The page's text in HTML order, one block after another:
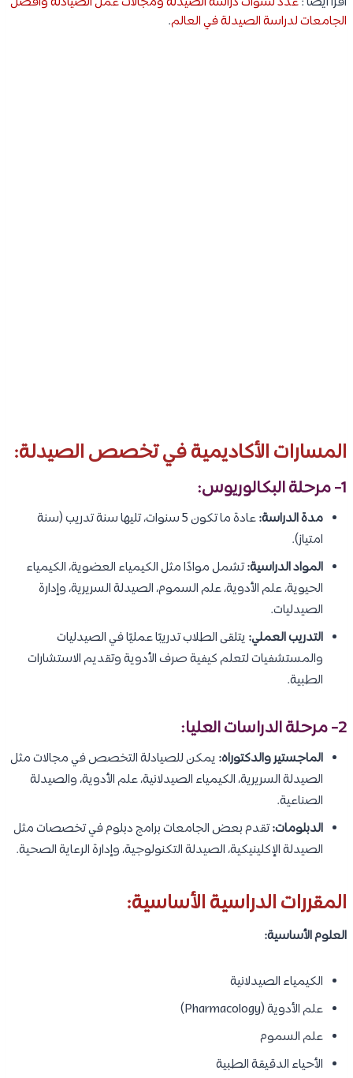
الجامعات لدراسة الصيدلة في العالم.
المسارات الأكاديمية في تخصص الصيدلة:
1- مرحلة البكالوريوس:
مدة الدراسة:
عادة ما تكون 5 سنوات، تليها سنة تدريب (سنة
امتياز).
المواد الدراسية:تشمل موادًا مثل الكيمياء العضوية، الكيمياء
الحيوية، علم الأدوية، علم السموم، الصيدلة السريرية، وإدارة
الصيدليات.
التدريب العملي: يتلقى الطلاب تدريبًا عمليًا في الصيدليات
والمستشفيات لتعلم كيفية صرف الأدوية وتقديم الاستشارات
الطبية.
2- مرحلة الدراسات العليا:
الماجستير والدكتوراه: يمكن للصيادلة التخصص في مجالات مثل
الصيدلة السريرية، الكيمياء الصيدلانية، علم الأدوية، والصيدلة
الصناعية.
الدبلومات:تقدم بعض الجامعات برامج دبلوم في تخصصات مثل
الصيدلة الإكلينيكية، الصيدلة التكنولوجية، وإدارة الرعاية الصحية.
المقررات الدراسية الأساسية:
العلوم الأساسية:
الكيمياء الصيدلانية
علم الأدوية (Pharmacology)
علم السموم
الأحياء الدقيقة الطبية